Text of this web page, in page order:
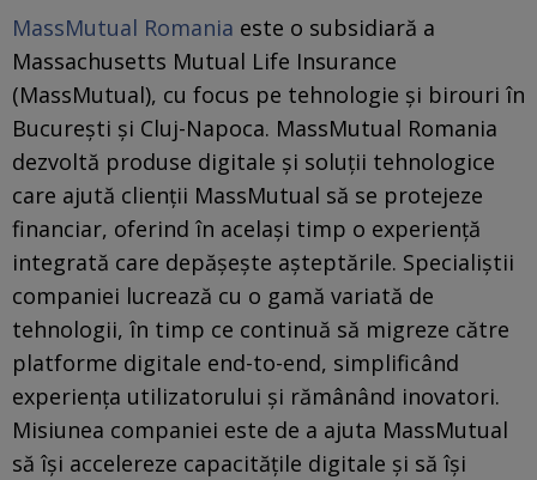
MassMutual Romania este o subsidiară a
Massachusetts Mutual Life Insurance
(MassMutual), cu focus pe tehnologie și birouri în
București și Cluj-Napoca. MassMutual Romania
dezvoltă produse digitale și soluții tehnologice
care ajută clienții MassMutual să se protejeze
financiar, oferind în același timp o experiență
integrată care depășește așteptările. Specialiștii
companiei lucrează cu o gamă variată de
tehnologii, în timp ce continuă să migreze către
platforme digitale end-to-end, simplificând
experiența utilizatorului și rămânând inovatori.
Misiunea companiei este de a ajuta MassMutual
să își accelereze capacitățile digitale și să își